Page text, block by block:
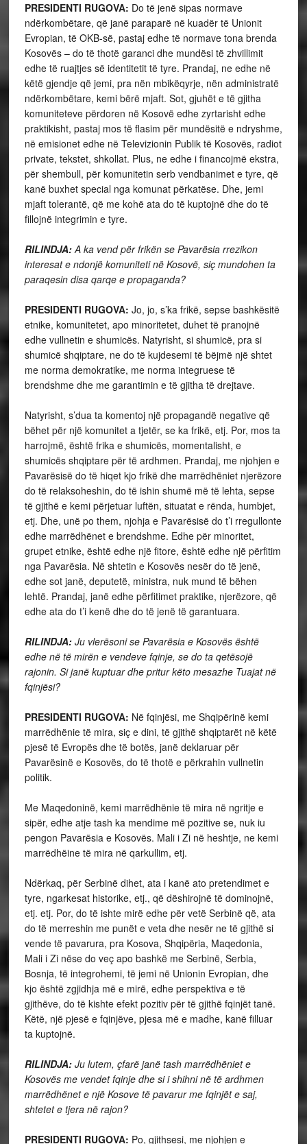
PRESIDENTI RUGOVA: Do të jenë sipas normave
ndërkombëtare, që janë paraparë në kuadër të Unionit
Evropian, të OKB-së, pastaj edhe të normave tona brenda
Kosovës – do të thotë garanci dhe mundësi të zhvillimit
edhe të ruajtjes së identitetit të tyre. Prandaj, ne edhe në
këtë gjendje që jemi, pra nën mbikëqyrje, nën administratë
ndërkombëtare, kemi bërë mjaft. Sot, gjuhët e të gjitha
komuniteteve përdoren në Kosovë edhe zyrtarisht edhe
praktikisht, pastaj mos të flasim për mundësitë e ndryshme,
në emisionet edhe në Televizionin Publik të Kosovës, radiot
private, tekstet, shkollat. Plus, ne edhe i financojmë ekstra,
për shembull, për komunitetin serb vendbanimet e tyre, që
kanë buxhet special nga komunat përkatëse. Dhe, jemi
mjaft tolerantë, që me kohë ata do të kuptojnë dhe do të
fillojnë integrimin e tyre.
RILINDJA:A ka vend për frikën se Pavarësia rrezikon
interesat e ndonjë komuniteti në Kosovë, siç mundohen ta
paraqesin disa qarqe e propaganda?
PRESIDENTI RUGOVA: Jo, jo, s’ka frikë, sepse bashkësitë
etnike, komunitetet, apo minoritetet, duhet të pranojnë
edhe vullnetin e shumicës. Natyrisht, si shumicë, pra si
shumicë shqiptare, ne do të kujdesemi të bëjmë një shtet
me norma demokratike, me norma integruese të
brendshme dhe me garantimin e të gjitha të drejtave.
Natyrisht, s’dua ta komentoj një propagandë negative që
bëhet për një komunitet a tjetër, se ka frikë, etj. Por, mos ta
harrojmë, është frika e shumicës, momentalisht, e
shumicës shqiptare për të ardhmen. Prandaj, me njohjen e
Pavarësisë do të hiqet kjo frikë dhe marrëdhëniet njerëzore
do të relaksoheshin, do të ishin shumë më të lehta, sepse
të gjithë e kemi përjetuar luftën, situatat e rënda, humbjet,
etj. Dhe, unë po them, njohja e Pavarësisë do t’i rregullonte
edhe marrëdhënet e brendshme. Edhe për minoritet,
grupet etnike, është edhe një fitore, është edhe një përfitim
nga Pavarësia. Në shtetin e Kosovës nesër do të jenë,
edhe sot janë, deputetë, ministra, nuk mund të bëhen
lehtë. Prandaj, janë edhe përfitimet praktike, njerëzore, që
edhe ata do t’i kenë dhe do të jenë të garantuara.
RILINDJA:Ju vlerësoni se Pavarësia e Kosovës është
edhe në të mirën e vendeve fqinje, se do ta qetësojë
rajonin. Si janë kuptuar dhe pritur këto mesazhe Tuajat në
fqinjësi?
PRESIDENTI RUGOVA: Në fqinjësi, me Shqipërinë kemi
marrëdhënie të mira, siç e dini, të gjithë shqiptarët në këtë
pjesë të Evropës dhe të botës, janë deklaruar për
Pavarësinë e Kosovës, do të thotë e përkrahin vullnetin
politik.
Me Maqedoninë, kemi marrëdhënie të mira në ngritje e
sipër, edhe atje tash ka mendime më pozitive se, nuk iu
pengon Pavarësia e Kosovës. Mali i Zi në heshtje, ne kemi
marrëdhëine të mira në qarkullim, etj.
Ndërkaq, për Serbinë dihet, ata i kanë ato pretendimet e
tyre, ngarkesat historike, etj., që dëshirojnë të dominojnë,
etj. etj. Por, do të ishte mirë edhe për vetë Serbinë që, ata
do të merreshin me punët e veta dhe nesër ne të gjithë si
vende të pavarura, pra Kosova, Shqipëria, Maqedonia,
Mali i Zi nëse do veç apo bashkë me Serbinë, Serbia,
Bosnja, të integrohemi, të jemi në Unionin Evropian, dhe
kjo është zgjidhja më e mirë, edhe perspektiva e të
gjithëve, do të kishte efekt pozitiv për të gjithë fqinjët tanë.
Këtë, një pjesë e fqinjëve, pjesa më e madhe, kanë filluar
ta kuptojnë.
RILINDJA:Ju lutem, çfarë janë tash marrëdhëniet e
Kosovës me vendet fqinje dhe si i shihni në të ardhmen
marrëdhënet e një Kosove të pavarur me fqinjët e saj,
shtetet e tjera në rajon?
PRESIDENTI RUGOVA: Po, gjithsesi, me njohjen e